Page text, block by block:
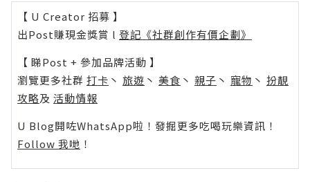
【 U Creator 招募 】
出Post賺現金獎賞 l 登記《社群創作有價企劃》
【 睇Post + 參加品牌活動 】
瀏覽更多社群 打卡 丶 旅遊 丶 美食 丶 親子 丶 寵物 丶 扮靚
攻略及 活動情報
U Blog開咗WhatsApp啦！發掘更多吃喝玩樂資訊！
Follow 我哋 ！